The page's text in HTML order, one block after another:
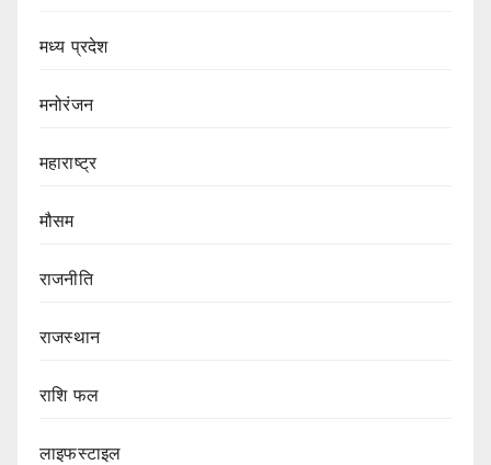
मध्य प्रदेश
मनोरंजन
महाराष्ट्र
मौसम
राजनीति
राजस्थान
राशि फल
लाइफस्टाइल